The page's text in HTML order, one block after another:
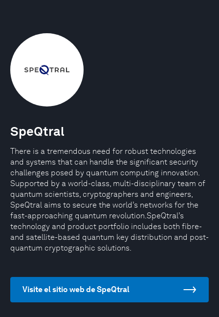
SpeQtral
There is a tremendous need for robust technologies
and systems that can handle the significant security
challenges posed by quantum computing innovation.
Supported by a world-class, multi-disciplinary team of
quantum scientists, cryptographers and engineers,
SpeQtral aims to secure the world’s networks for the
fast-approaching quantum revolution.SpeQtral’s
technology and product portfolio includes both fibre-
and satellite-based quantum key distribution and post-
quantum cryptographic solutions.
Visite el sitio web de SpeQtral